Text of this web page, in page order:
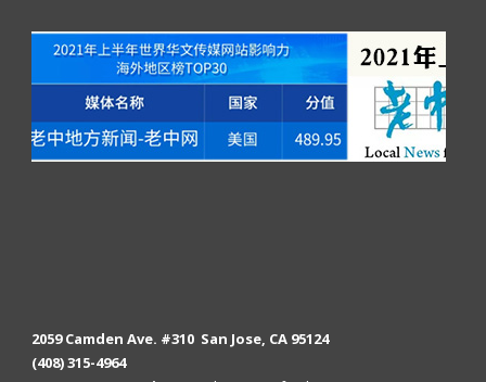
2059 Camden Ave. #310 San Jose, CA 95124
(408) 315-4964